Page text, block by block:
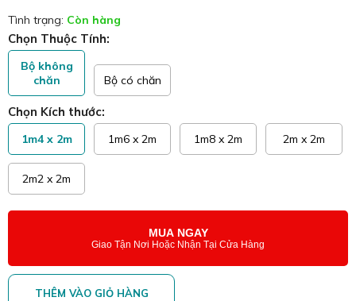
Tình trạng: Còn hàng
Chọn Thuộc Tính:
Bộ không
chăn
Bộ có chăn
Chọn Kích thước:
1m4 x 2m 1m6 x 2m 1m8 x 2m 2m x 2m
2m2 x 2m
MUA NGAY
Giao Tận Nơi Hoặc Nhận Tại Cửa Hàng
THÊM VÀO GIỎ HÀNG